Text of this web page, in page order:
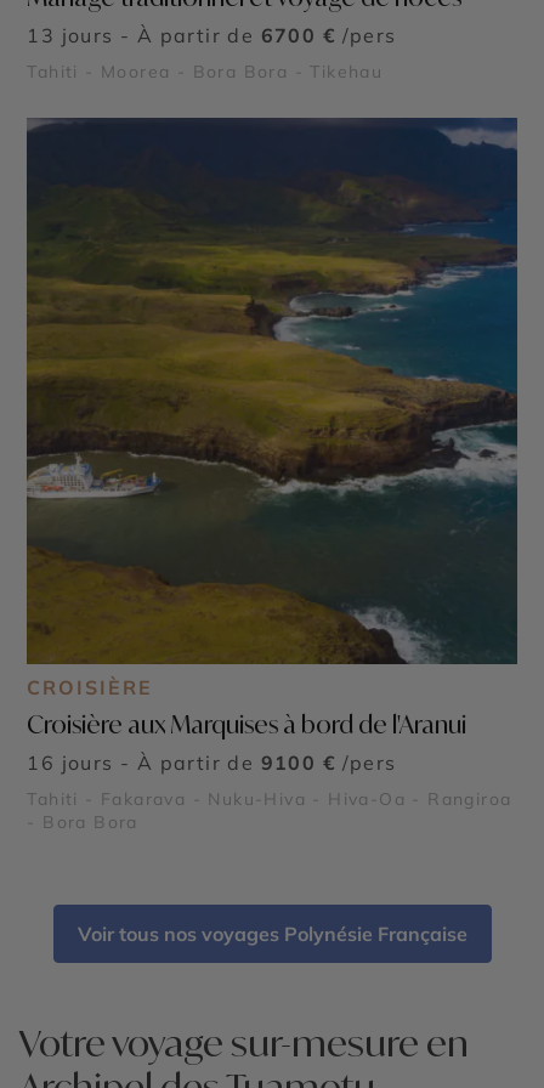
13 jours - À partir de 6700 € /pers
Tahiti - Moorea - Bora Bora - Tikehau
CROISIÈRE
Croisière aux Marquises à bord de l'Aranui
16 jours - À partir de 9100 € /pers
Tahiti - Fakarava - Nuku-Hiva - Hiva-Oa - Rangiroa
- Bora Bora
Voir tous nos voyages Polynésie Française
Votre voyage sur-mesure en